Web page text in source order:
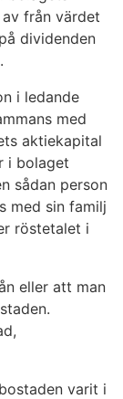
från värdet
dividenden
i ledande
med
aktiekapital
i bolaget
sådan person
med sin familj
röstetalet i
eller att man
varit i